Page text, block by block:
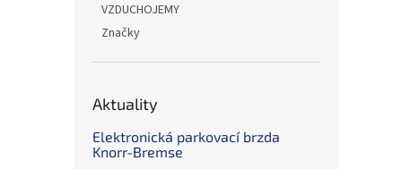
VZDUCHOJEMY
Značky
Aktuality
Elektronická parkovací brzda
Knorr-Bremse